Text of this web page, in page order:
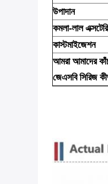
উপাদান
কমলা-লাল
কাস্টমাইজেশন
আমরা আমাদের
জেএসবি সিরিজ